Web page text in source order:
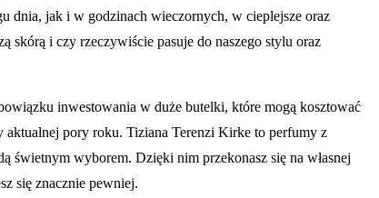
dnia, jak i w godzinach wieczornych, w cieplejsze oraz
skórą i czy rzeczywiście pasuje do naszego stylu oraz
inwestowania w duże butelki, które mogą kosztować
aktualnej pory roku. Tiziana Terenzi Kirke to perfumy z
wyborem. Dzięki nim przekonasz się na własnej
się znacznie pewniej.